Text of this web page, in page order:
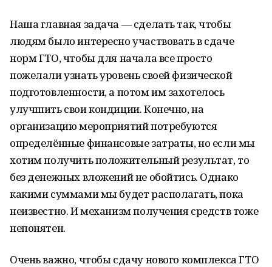
Наша главная задача — сделать так, чтобы
людям было интересно участвовать в сдаче
норм ГТО, чтобы для начала все просто
пожелали узнать уровень своей физической
подготовленности, а потом им захотелось
улучшить свои кондиции. Конечно, на
организацию мероприятий потребуются
определённые финансовые затраты, но если мы
хотим получить положительный результат, то
без денежных вложений не обойтись. Однако
какими суммами мы будет располагать, пока
неизвестно. И механизм получения средств тоже
непонятен.
Очень важно, чтобы сдачу нового комплекса ГТО